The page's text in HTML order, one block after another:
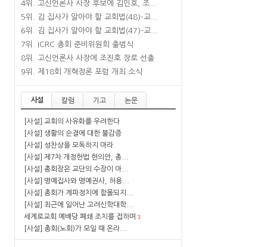
4위.
고신언론사 사장 후보에 김인호, 조...
5위.
김 집사가 알아야 할 교회법(48)-교...
6위.
김 집사가 알아야 할 교회법(47)-교...
7위.
ICRC 총회 준비위원회 출범식
8위.
고신언론사 사장에 조진호 장로 선출
9위.
제18회 개혁정론 포럼 개최 소식
사설 칼럼 기고 논문
[사설] 교회의 사유화를 우려한다
[사설] 생활의 순결에 대한 불감증
[사설] 성찬상을 모독하지 마라
[사설] 제7차 개정헌법 헌의안, 총...
[사설] 총회장은 교단의 수장이 아...
[사설] 명예집사와 명예권사, 허용...
[사설] 총회가 계파정치에 함몰되지...
[사설] 최근에 일어난 고려신학대학...
세계로교회 예배당 폐쇄 조치를 접하며 3
[사설] 총회(노회)가 모일 때 온라...